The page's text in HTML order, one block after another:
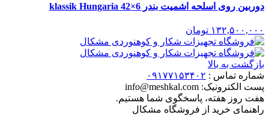
دوربین روی اسلحه اشمیت بندر 6×42 klassik Hungaria
۱۳۲,۵۰۰,۰۰۰ تومان
بازگشت به بالا
شماره تماس : ۰۹۱۷۷۱۵۳۴۰۲
پست الکترونیک: info@meshkal.com
هفت روز هفته، پاسخگوی شما هستیم.
راهنمای خرید از فروشگاه مشکال